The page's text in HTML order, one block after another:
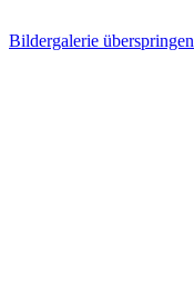
Bildergalerie überspringen